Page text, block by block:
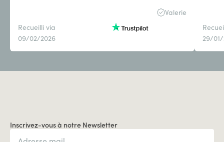
Valerie
Recueilli via
09/02/2026
29/
Inscrivez-vous à notre Newsletter